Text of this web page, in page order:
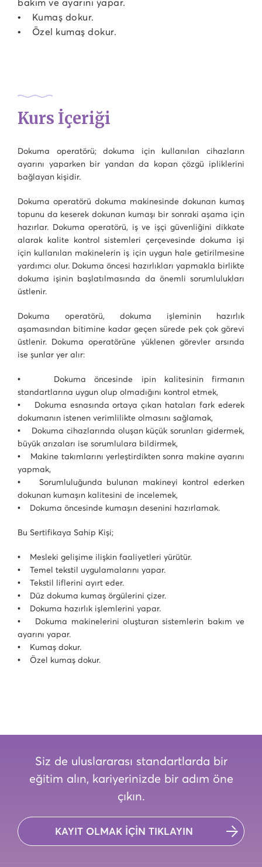
bakım ve ayarını yapar.
• Kumaş dokur.
• Özel kumaş dokur.
Kurs İçeriği
Dokuma operatörü; dokuma için kullanılan cihazların
ayarını yaparken bir yandan da kopan çözgü ipliklerini
bağlayan kişidir.
Dokuma operatörü dokuma makinesinde dokunan kumaş
topunu da keserek dokunan kumaşı bir sonraki aşama için
hazırlar. Dokuma operatörü, iş ve işçi güvenliğini dikkate
alarak kalite kontrol sistemleri çerçevesinde dokuma işi
için kullanılan makinelerin iş için uygun hale getirilmesine
yardımcı olur. Dokuma öncesi hazırlıkları yapmakla birlikte
dokuma işinin başlatılmasında da önemli sorumlulukları
üstlenir.
Dokuma operatörü, dokuma işleminin hazırlık
aşamasından bitimine kadar geçen sürede pek çok görevi
üstlenir. Dokuma operatörüne yüklenen görevler arsında
ise şunlar yer alır:
• Dokuma öncesinde ipin kalitesinin firmanın
standartlarına uygun olup olmadığını kontrol etmek,
• Dokuma esnasında ortaya çıkan hataları fark ederek
dokumanın istenen verimlilikte olmasını sağlamak,
• Dokuma cihazlarında oluşan küçük sorunları gidermek,
büyük arızaları ise sorumlulara bildirmek,
• Makine takımlarını yerleştirdikten sonra makine ayarını
yapmak,
• Sorumluluğunda bulunan makineyi kontrol ederken
dokunan kumaşın kalitesini de incelemek,
• Dokuma öncesinde kumaşın desenini hazırlamak.
Bu Sertifikaya Sahip Kişi;
• Mesleki gelişime ilişkin faaliyetleri yürütür.
• Temel tekstil uygulamalarını yapar.
• Tekstil liflerini ayırt eder.
• Düz dokuma kumaş örgülerini çizer.
• Dokuma hazırlık işlemlerini yapar.
• Dokuma makinelerini oluşturan sistemlerin bakım ve
ayarını yapar.
• Kumaş dokur.
• Özel kumaş dokur.
Siz de uluslararası standartlarda bir
eğitim alın, kariyerinizde bir adım öne
çıkın.
KAYIT OLMAK İÇİN TIKLAYIN